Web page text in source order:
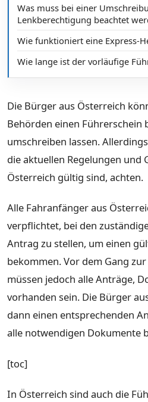
Was muss bei einer
Lenkberechtigung beachtet
Wie funktioniert eine Express-
Wie lange ist der vorläufige
Die Bürger aus Österreich
Behörden einen Führerschein
umschreiben lassen.
die aktuellen Regelungen und
Österreich gültig sind, achten.
Alle Fahranfänger aus
verpflichtet, bei den
Antrag zu stellen, um einen
bekommen. Vor dem Gang
müssen jedoch alle Anträge,
vorhanden sein. Die Bürger
dann einen entsprechenden
alle notwendigen Dokumente
[toc]
In Österreich sind auch die